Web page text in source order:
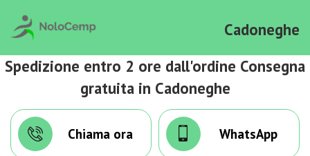
Cadoneghe
Spedizione entro 2 ore dall'ordine Consegna
gratuita in Cadoneghe
Chiama ora WhatsApp